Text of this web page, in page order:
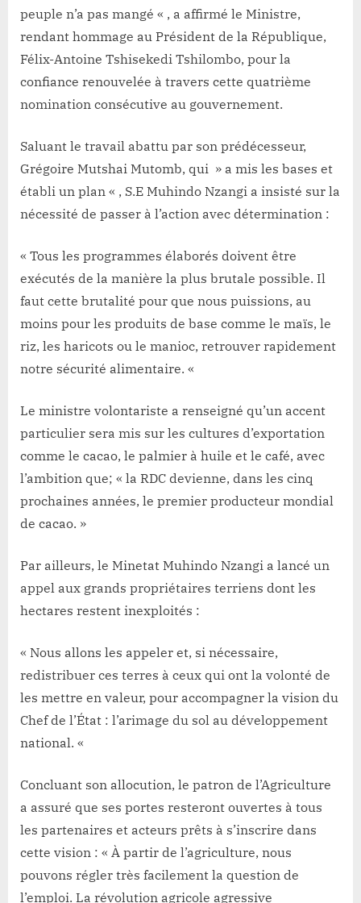
peuple n’a pas mangé « , a affirmé le Ministre,
rendant hommage au Président de la République,
Félix-Antoine Tshisekedi Tshilombo, pour la
confiance renouvelée à travers cette quatrième
nomination consécutive au gouvernement.
Saluant le travail abattu par son prédécesseur,
Grégoire Mutshai Mutomb, qui » a mis les bases et
établi un plan « , S.E Muhindo Nzangi a insisté sur la
nécessité de passer à l’action avec détermination :
« Tous les programmes élaborés doivent être
exécutés de la manière la plus brutale possible. Il
faut cette brutalité pour que nous puissions, au
moins pour les produits de base comme le maïs, le
riz, les haricots ou le manioc, retrouver rapidement
notre sécurité alimentaire. «
Le ministre volontariste a renseigné qu’un accent
particulier sera mis sur les cultures d’exportation
comme le cacao, le palmier à huile et le café, avec
l’ambition que; « la RDC devienne, dans les cinq
prochaines années, le premier producteur mondial
de cacao. »
Par ailleurs, le Minetat Muhindo Nzangi a lancé un
appel aux grands propriétaires terriens dont les
hectares restent inexploités :
« Nous allons les appeler et, si nécessaire,
redistribuer ces terres à ceux qui ont la volonté de
les mettre en valeur, pour accompagner la vision du
Chef de l’État : l’arimage du sol au développement
national. «
Concluant son allocution, le patron de l’Agriculture
a assuré que ses portes resteront ouvertes à tous
les partenaires et acteurs prêts à s’inscrire dans
cette vision : « À partir de l’agriculture, nous
pouvons régler très facilement la question de
l’emploi. La révolution agricole agressive